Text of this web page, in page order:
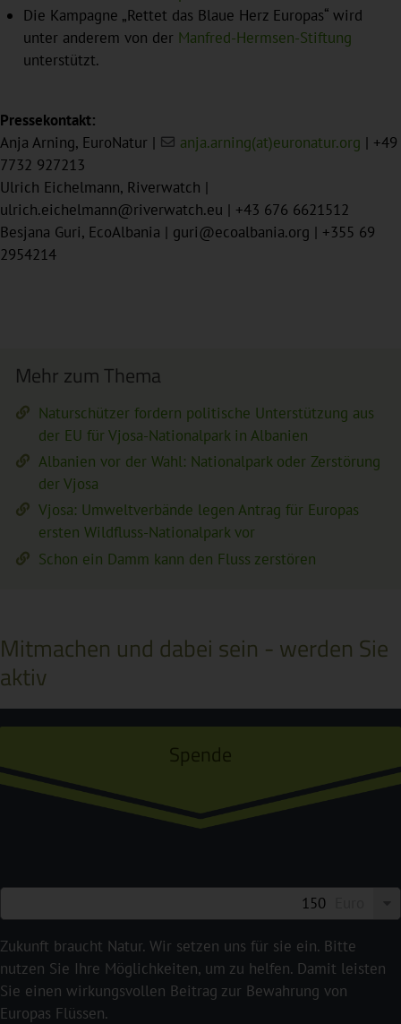
Die Kampagne „Rettet das Blaue Herz Europas“ wird
unter anderem von der Manfred-Hermsen-Stiftung
unterstützt.
Pressekontakt:
Anja Arning, EuroNatur |
anja.arning(at)euronatur.org | +49
7732 927213
Ulrich Eichelmann, Riverwatch |
ulrich.eichelmann@riverwatch.eu | +43 676 6621512
Besjana Guri, EcoAlbania | guri@ecoalbania.org | +355 69
2954214
Mehr zum Thema
Naturschützer fordern politische Unterstützung aus
der EU für Vjosa-Nationalpark in Albanien
Albanien vor der Wahl: Nationalpark oder Zerstörung
der Vjosa
Vjosa: Umweltverbände legen Antrag für Europas
ersten Wildfluss-Nationalpark vor
Schon ein Damm kann den Fluss zerstören
Mitmachen und dabei sein - werden Sie
aktiv
Spende
Zukunft braucht Natur. Wir setzen uns für sie ein. Bitte
nutzen Sie Ihre Möglichkeiten, um zu helfen. Damit leisten
Sie einen wirkungsvollen Beitrag zur Bewahrung von
Europas Flüssen.